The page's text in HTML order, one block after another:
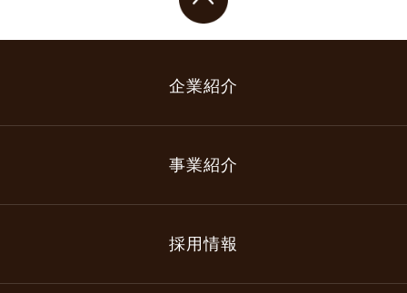
企業紹介
事業紹介
採用情報